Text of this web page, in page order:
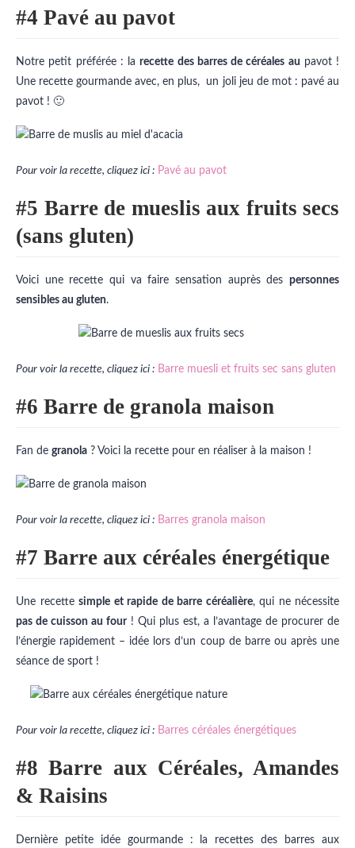
#4 Pavé au pavot
Notre petit préférée : larecette des barres de céréales au pavot !
Une recette gourmande avec, en plus, un joli jeu de mot : pavé au
pavot ! 🙂
Pour voir la recette, cliquez ici : Pavé au pavot
#5 Barre de mueslis aux fruits secs
(sans gluten)
Voici une recette qui va faire sensation auprès des personnes
sensibles au gluten.
Pour voir la recette, cliquez ici : Barre muesli et fruits sec sans gluten
#6 Barre de granola maison
Fan de granola ? Voici la recette pour en réaliser à la maison !
Pour voir la recette, cliquez ici : Barres granola maison
#7 Barre aux céréales énergétique
Une recette simple et rapide de barre céréalière, qui ne nécessite
pas de cuisson au four! Qui plus est, a l’avantage de procurer de
l’énergie rapidement – idée lors d’un coup de barre ou après une
séance de sport !
Pour voir la recette, cliquez ici : Barres céréales énergétiques
#8 Barre aux Céréales, Amandes
& Raisins
Dernière petite idée gourmande : la recettes des barres aux